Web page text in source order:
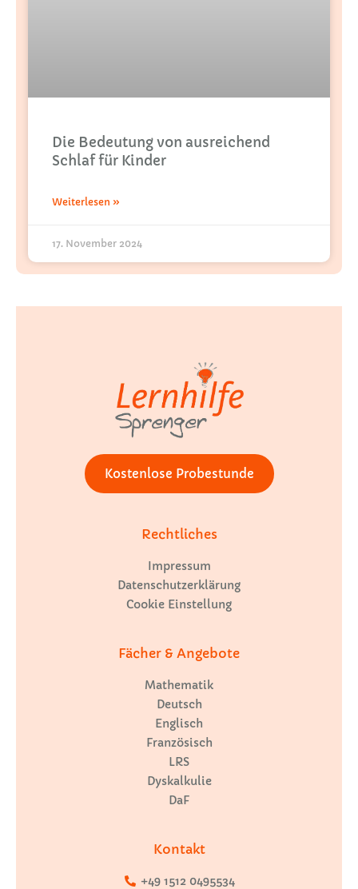
Die Bedeutung von ausreichend
Schlaf für Kinder
Weiterlesen »
17. November 2024
Kostenlose Probestunde
Rechtliches
Impressum
Datenschutzerklärung
Cookie Einstellung
Fächer & Angebote
Mathematik
Deutsch
Englisch
Französisch
LRS
Dyskalkulie
DaF
Kontakt
+49 1512 0495534